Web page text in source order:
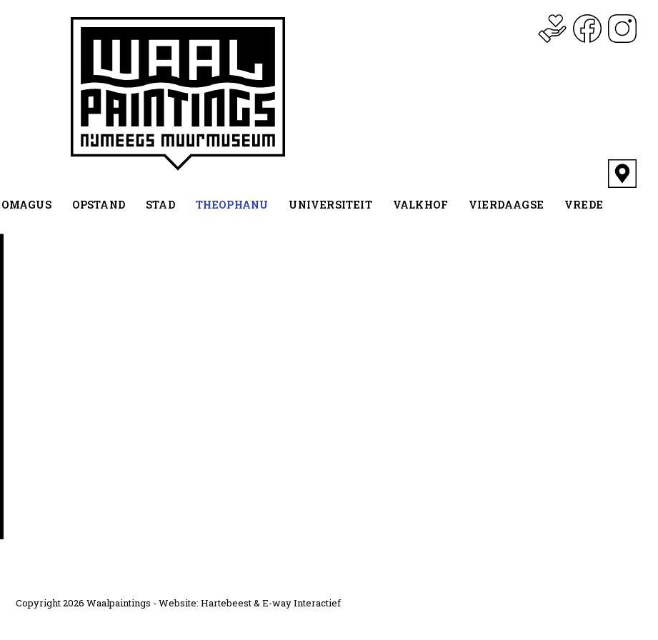
OPSTAND STAD THEOPHANU UNIVERSITEIT VALKHOF VIERDAAGSE VREDE
Copyright 2026 Waalpaintings - Website: Hartebeest& E-way Interactief